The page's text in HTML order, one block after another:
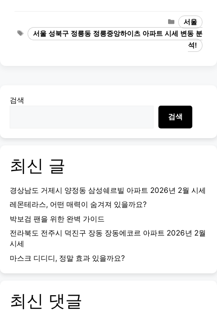
Categories
서울
Tags
서울 성북구 정릉동 정릉중앙하이츠 아파트 시세 변동 분
석!
검색
검색
최신 글
경상남도 거제시 양정동 삼성쉐르빌 아파트 2026년 2월 시세
레몬테라스, 어떤 매력이 숨겨져 있을까요?
박보검 팬을 위한 완벽 가이드
전라북도 전주시 덕진구 장동 장동에코르 아파트 2026년 2월
시세
마스크 디디디, 정말 효과 있을까요?
최신 댓글